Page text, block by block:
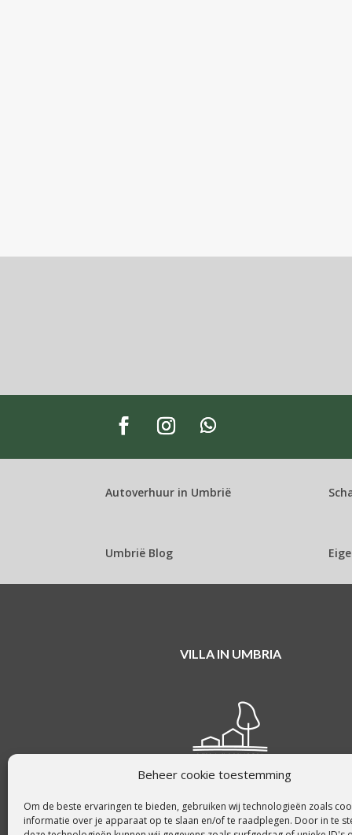
Beheer cookie toestemming
Om de beste ervaringen te bieden, gebruiken wij technologieën zoals
informatie over je apparaat op te slaan en/of te raadplegen. Door in te
Autoverhuur in Umbrië
Umbrië Blog
VILLA IN UMBRIA